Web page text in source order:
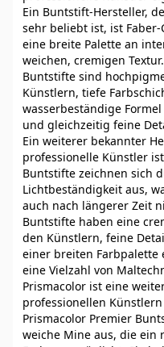
Ein Buntstift-Hersteller,
sehr beliebt ist, ist
eine breite Palette an
weichen, cremigen
Buntstifte sind
Künstlern, tiefe
wasserbeständige
und gleichzeitig feine
Ein weiterer bekannter
professionelle Künstler
Buntstifte zeichnen sich
Lichtbeständigkeit aus,
auch nach längerer Zeit
Buntstifte haben eine
den Künstlern, feine
einer breiten
eine Vielzahl von
Prismacolor ist eine
professionellen
Prismacolor Premier
weiche Mine aus, die ein